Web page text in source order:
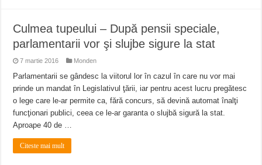
Culmea tupeului – După pensii speciale,
parlamentarii vor şi slujbe sigure la stat
7 martie 2016 Monden
Parlamentarii se gândesc la viitorul lor în cazul în care nu vor mai
prinde un mandat în Legislativul ţării, iar pentru acest lucru pregătesc
o lege care le-ar permite ca, fără concurs, să devină automat înalţi
funcţionari publici, ceea ce le-ar garanta o slujbă sigură la stat.
Aproape 40 de …
Citeste mai mult